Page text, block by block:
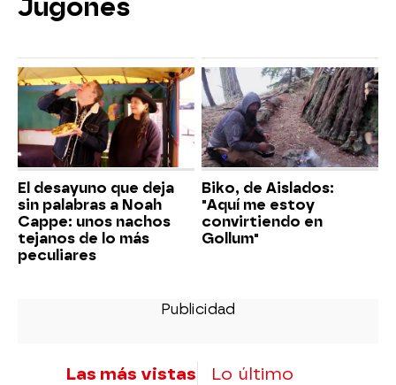
Jugones
El desayuno que deja
sin palabras a Noah
Cappe: unos nachos
tejanos de lo más
peculiares
Biko, de Aislados:
"Aquí me estoy
convirtiendo en
Gollum"
Las más vistas Lo último